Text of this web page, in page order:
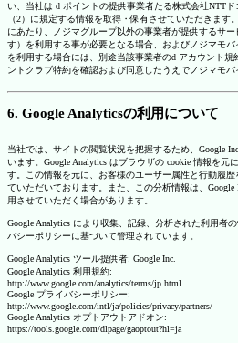
い、当社は d ポイントの提供事業者たる株式会社NTT
（2）に規定する情報を取得・保有させていただきます
にあたり、ノジマグループ以外の事業者が提供するサ
す）を利用する事が必要となる場合、およびノジマモ
を利用する場合には、別途当該事業者のd アカウント規
ントクラブ特約を確認および同意したうえでノジマモバ
6. Google Analyticsの利用について
当社では、サイトの閲覧状況を把握するため、Google
います。Google Analytics はブラウザの cookie 情報を元
す。この情報を元に、お客様のユーザー属性と行動履
ていただいております。また、この分析情報は、
用させていただく場合があります。
Google Analytics により収集、記録、分析された利用者
バシーポリシーに基づいて管理されています。
Google Analytics ツール提供者: Google Inc.
Google Analytics 利用規約:
http://www.google.com/analytics/terms/jp.html
Google プライバシーポリシー:
http://www.google.com/intl/ja/policies/privacy/partners/
Google Analytics オプトアウトアドオン:
https://tools.google.com/dlpage/gaoptout?hl=ja